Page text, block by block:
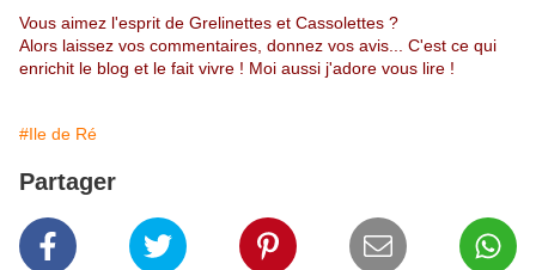
Vous aimez l'esprit de Grelinettes et Cassolettes ?
Alors laissez vos commentaires, donnez vos avis... C'est ce qui
enrichit le blog et le fait vivre ! Moi aussi j'adore vous lire !
#Ile de Ré
Partager